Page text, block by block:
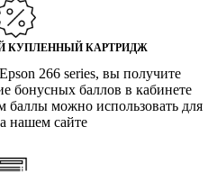
КУПЛЕННЫЙ КАРТРИДЖ
266 series, вы получите
бонусных баллов в кабинете
баллы можно использовать для
нашем сайте